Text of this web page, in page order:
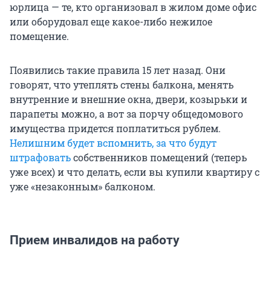
юрлица — те, кто организовал в жилом доме офис
или оборудовал еще какое-либо нежилое
помещение.
Появились такие правила 15 лет назад. Они
говорят, что утеплять стены балкона, менять
внутренние и внешние окна, двери, козырьки и
парапеты можно, а вот за порчу общедомового
имущества придется поплатиться рублем.
Нелишним будет вспомнить, за что будут
штрафоватьсобственников помещений (теперь
уже всех) и что делать, если вы купили квартиру с
уже «незаконным» балконом.
Прием инвалидов на работу